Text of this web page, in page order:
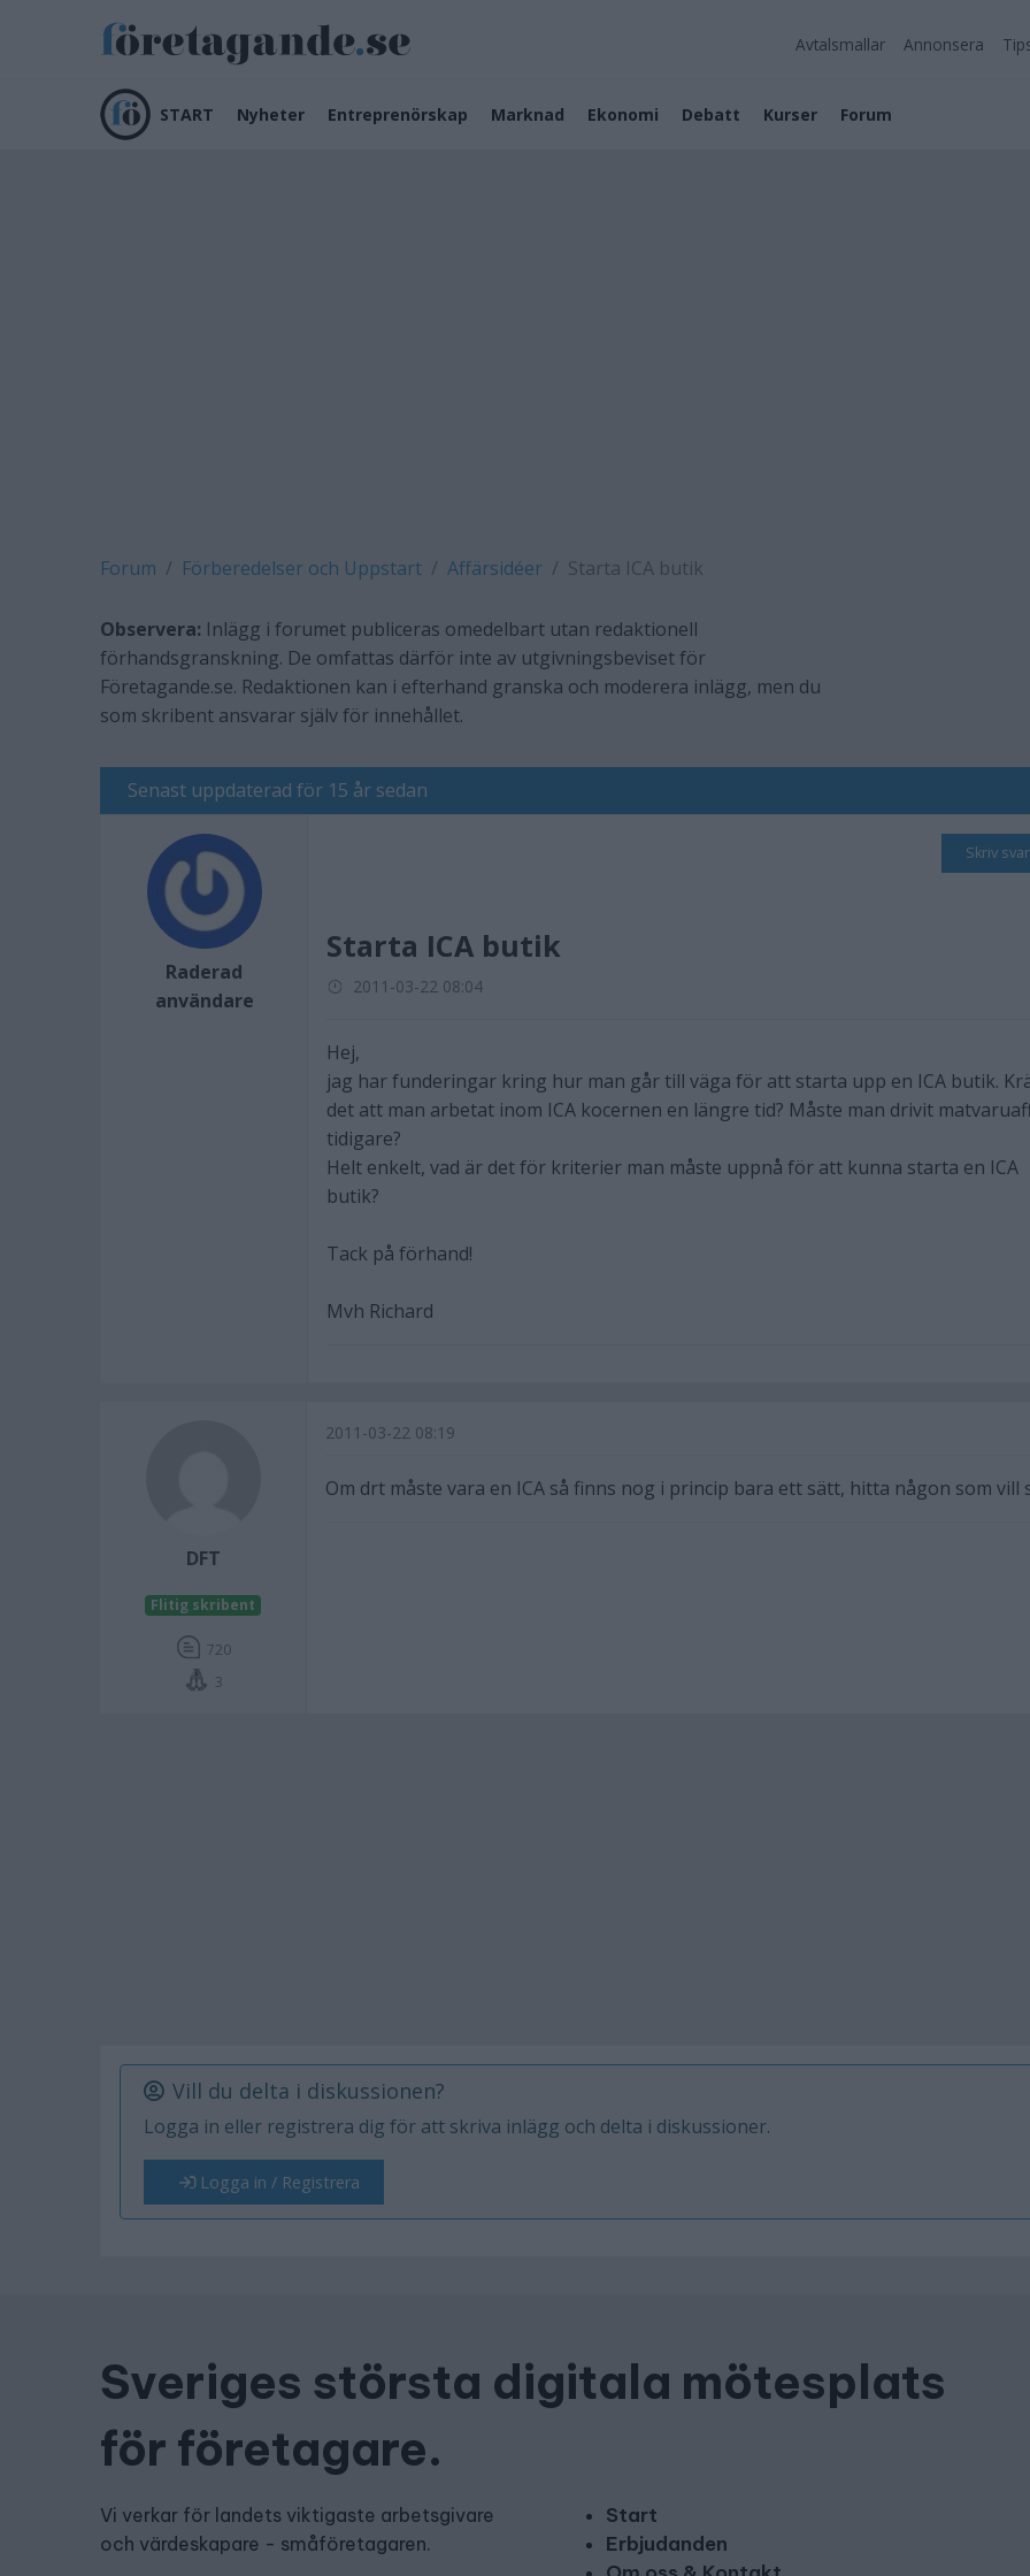
Avtalsmallar Annonsera
START Nyheter Entreprenörskap Marknad Ekonomi Debatt Kurser Forum
Forum Förberedelser och Uppstart Affärsidéer Starta ICA butik
Observera: Inlägg i forumet publiceras omedelbart utan redaktionell
förhandsgranskning. De omfattas därför inte av utgivningsbeviset för
Företagande.se. Redaktionen kan i efterhand granska och moderera inlägg, men du
som skribent ansvarar själv för innehållet.
Senast uppdaterad för 15 år sedan
Raderad
användare
Skriv svar
Starta ICA butik
2011-03-22 08:04
Hej,
jag har funderingar kring hur man går till väga för att starta upp en ICA butik.
det att man arbetat inom ICA kocernen en längre tid? Måste man drivit
tidigare?
Helt enkelt, vad är det för kriterier man måste uppnå för att kunna starta en ICA
butik?
Tack på förhand!
Mvh Richard
DFT
Flitig skribent
720
3
2011-03-22 08:19
Om drt måste vara en ICA så finns nog i princip bara ett sätt, hitta någon som vill
Vill du delta i diskussionen?
Logga in eller registrera dig för att skriva inlägg och delta i diskussioner.
Logga in / Registrera
Sveriges största digitala mötesplats
för företagare.
Vi verkar för landets viktigaste arbetsgivare
och värdeskapare - småföretagaren.
Start
Erbjudanden